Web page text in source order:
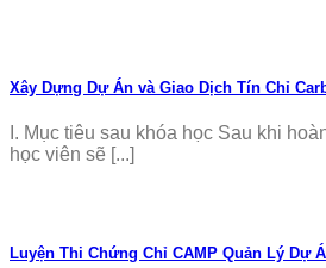
Xây Dựng Dự Án và Giao Dịch Tín Chỉ
I. Mục tiêu sau khóa học Sau khi
học viên sẽ [...]
Luyện Thi Chứng Chỉ CAMP Quản Lý Dự